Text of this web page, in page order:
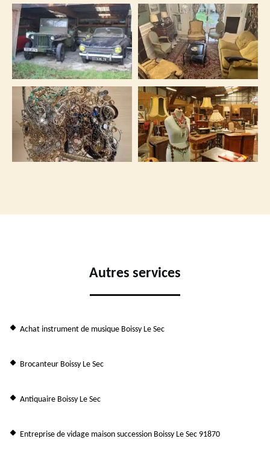
Autres services
Achat instrument de musique Boissy Le Sec
Brocanteur Boissy Le Sec
Antiquaire Boissy Le Sec
Entreprise de vidage maison succession Boissy Le Sec 91870